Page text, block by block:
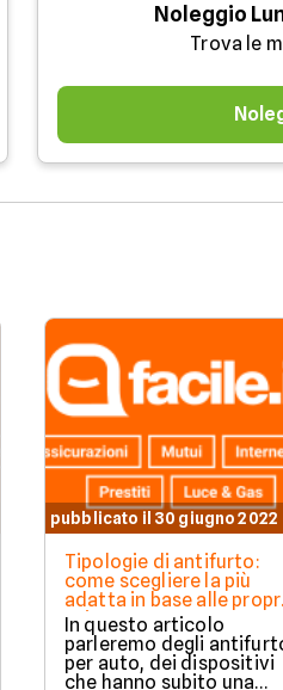
Noleggio
Trova le
pubblicato il 30 giugno 2022
Tipologie di antifurto:
come scegliere la più
adatta in base alle
esigenze
In questo articolo
parleremo degli
per auto, dei dispositivi
che hanno subito una